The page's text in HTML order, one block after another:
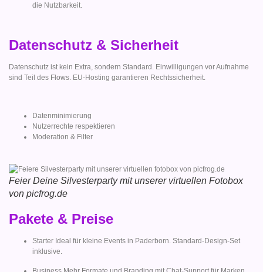
die Nutzbarkeit.
Datenschutz & Sicherheit
Datenschutz ist kein Extra, sondern Standard. Einwilligungen vor Aufnahme
sind Teil des Flows. EU-Hosting garantieren Rechtssicherheit.
Datenminimierung
Nutzerrechte respektieren
Moderation & Filter
Feier Deine Silvesterparty mit unserer virtuellen Fotobox
von picfrog.de
Pakete & Preise
Starter Ideal für kleine Events in Paderborn. Standard-Design-Set
inklusive.